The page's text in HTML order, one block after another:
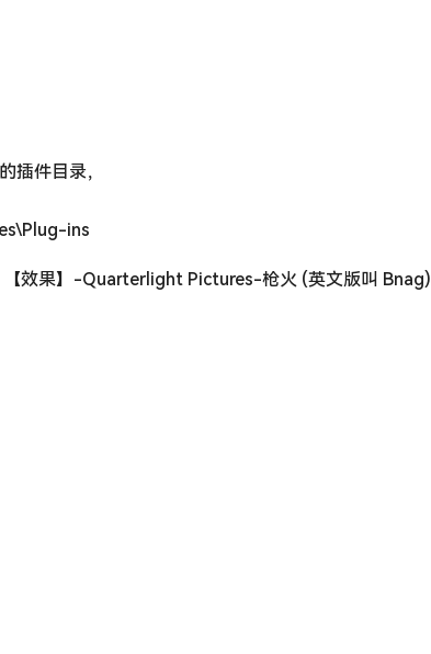
插件目录，
ins
【效果】-Quarterlight Pictures-枪火 (英文版叫 Bnag)